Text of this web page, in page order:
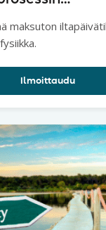
-
maksuton
Ilmoittaudu